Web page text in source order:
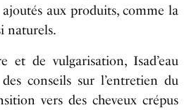
aux produits, comme la
naturels.
et de vulgarisation, Isad’eau
conseils sur l’entretien du
vers des cheveux crépus